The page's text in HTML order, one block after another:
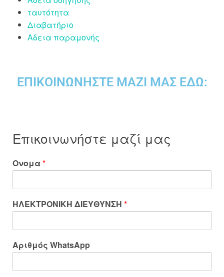
ταυτότητα
Διαβατήριο
Αδεια παραμονής
ΕΠΙΚΟΙΝΩΝΉΣΤΕ ΜΑΖΊ ΜΑΣ ΕΔΏ:
Επικοινωνήστε μαζί μας
Ονομα*
ΗΛΕΚΤΡΟΝΙΚΗ ΔΙΕΥΘΥΝΣΗ *
Αριθμός WhatsApp